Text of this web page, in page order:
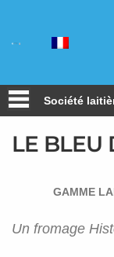
Société
LE BLEU
GAMME
Un fromage